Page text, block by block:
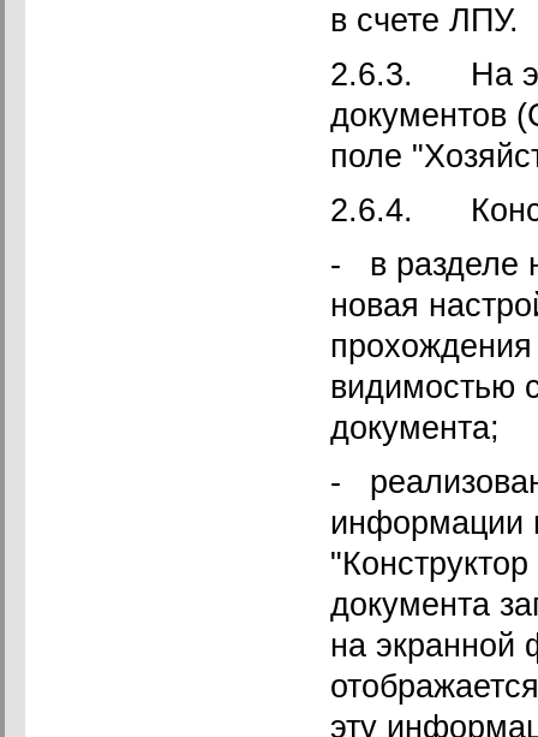
в счете ЛПУ.
2.6.3. На
документов
поле
2.6.4.
- в разделе
новая
видимостью
документа;
-
информации
документа
на экранной
эту